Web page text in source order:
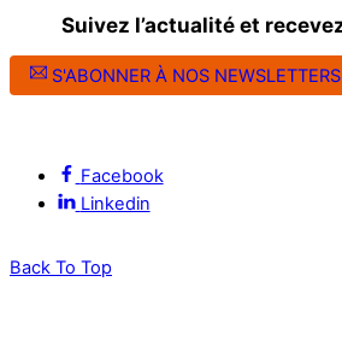
Suivez l’actualité et
S'ABONNER À NOS NEWSLETTERS
Facebook
Linkedin
Back To Top